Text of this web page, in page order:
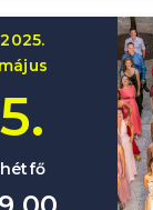
2025.
5.
hétfő